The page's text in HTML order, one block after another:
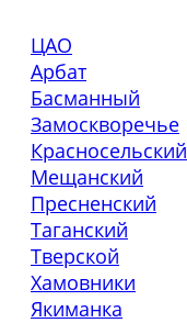
ЦАО
Арбат
Басманный
Замоскворечье
Красносельский
Мещанский
Пресненский
Таганский
Тверской
Хамовники
Якиманка